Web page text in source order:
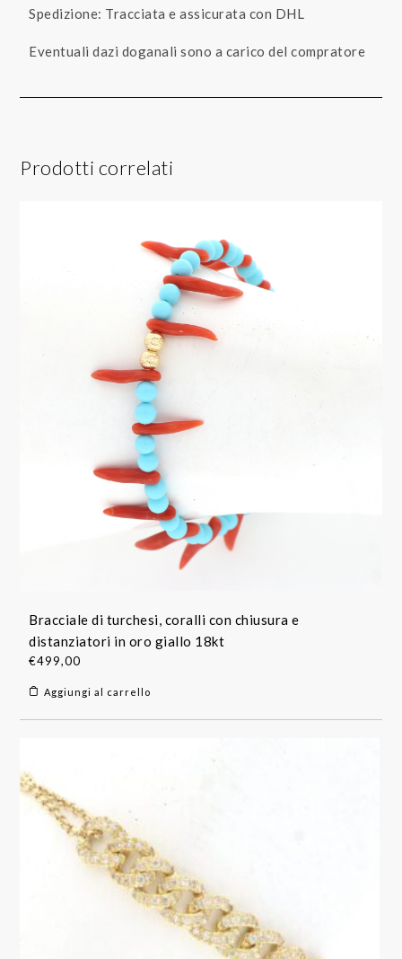
Spedizione: Tracciata e assicurata con DHL
Eventuali dazi doganali sono a carico del compratore
Prodotti correlati
Bracciale di turchesi, coralli con chiusura e
distanziatori in oro giallo 18kt
€499,00
Aggiungi al carrello